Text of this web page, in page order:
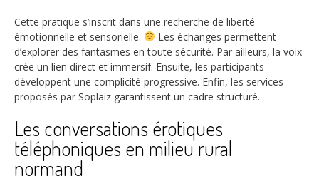
Cette pratique s’inscrit dans une recherche de liberté
émotionnelle et sensorielle.
Les échanges permettent
d’explorer des fantasmes en toute sécurité. Par ailleurs, la voix
crée un lien direct et immersif. Ensuite, les participants
développent une complicité progressive. Enfin, les services
proposés par Soplaiz garantissent un cadre structuré.
Les conversations érotiques
téléphoniques en milieu rural
normand